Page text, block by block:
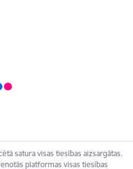
satura visas tiesības aizsargātas.
platformas visas tiesības